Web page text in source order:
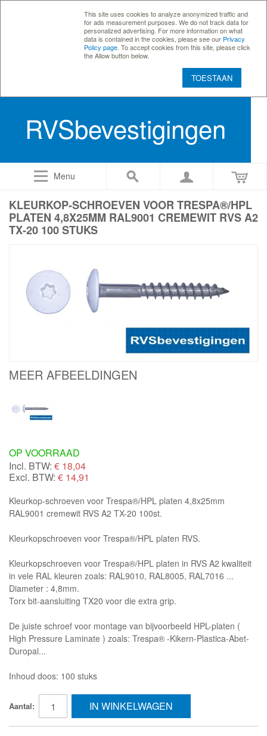
This site uses cookies to analyze anonymized traffic and
for ads measurement purposes. We do not track data for
personalized advertising. For more information on what
data is contained in the cookies, please see our Privacy
Policy page . To accept cookies from this site, please click
the Allow button below.
TOESTAAN
RVSbevestigingen
Menu
KLEURKOP-SCHROEVEN VOOR TRESPA®/HPL
PLATEN 4,8X25MM RAL9001 CREMEWIT RVS A2
TX-20 100 STUKS
MEER AFBEELDINGEN
OP VOORRAAD
Incl. BTW: € 18,04
Excl. BTW: € 14,91
Kleurkop-schroeven voor Trespa®/HPL platen 4,8x25mm
RAL9001 cremewit RVS A2 TX-20 100st.
Kleurkopschroeven voor Trespa®/HPL platen RVS.
Kleurkopschroeven voor Trespa®/HPL platen in RVS A2 kwaliteit
in vele RAL kleuren zoals: RAL9010, RAL8005, RAL7016 ...
Diameter : 4,8mm.
Torx bit-aansluiting TX20 voor die extra grip.
De juiste schroef voor montage van bijvoorbeeld HPL-platen (
High Pressure Laminate ) zoals: Trespa® -Kikern-Plastica-Abet-
Duropal...
Inhoud doos: 100 stuks
Aantal: IN WINKELWAGEN